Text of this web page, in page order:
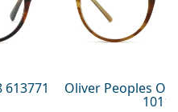
è offline
Oliver Peoples
1011